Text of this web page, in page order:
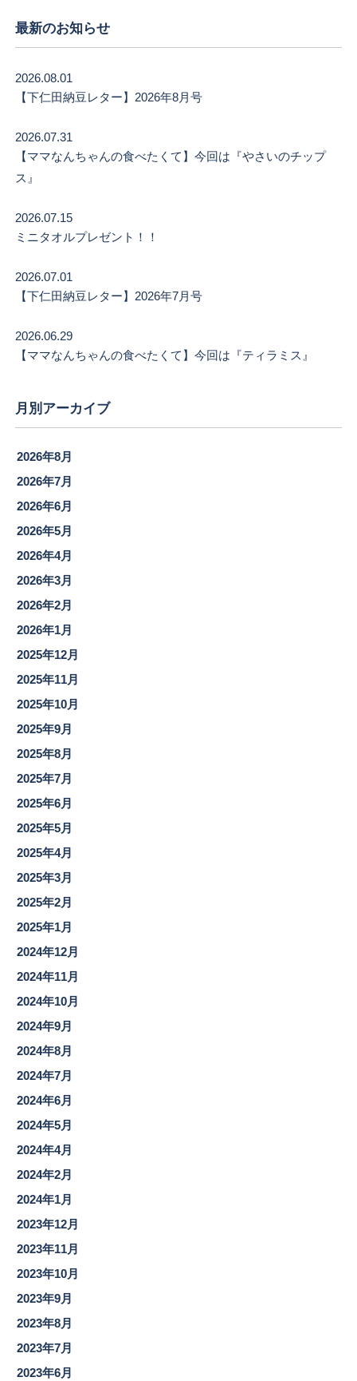
最新のお知らせ
【下仁田納豆レター】2026年8月号
2026.08.01
【ママなんちゃんの食べたくて】今回は『やさいのチップ
ス』
2026.07.31
ミニタオルプレゼント！！
2026.07.15
【下仁田納豆レター】2026年7月号
2026.07.01
【ママなんちゃんの食べたくて】今回は『ティラミス』
2026.06.29
月別アーカイブ
2026年8月
2026年7月
2026年6月
2026年5月
2026年4月
2026年3月
2026年2月
2026年1月
2025年12月
2025年11月
2025年10月
2025年9月
2025年8月
2025年7月
2025年6月
2025年5月
2025年4月
2025年3月
2025年2月
2025年1月
2024年12月
2024年11月
2024年10月
2024年9月
2024年8月
2024年7月
2024年6月
2024年5月
2024年4月
2024年2月
2024年1月
2023年12月
2023年11月
2023年10月
2023年9月
2023年8月
2023年7月
2023年6月